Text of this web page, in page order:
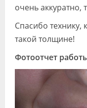
очень аккуратно,
Спасибо технику,
такой толщине!
Фотоотчет